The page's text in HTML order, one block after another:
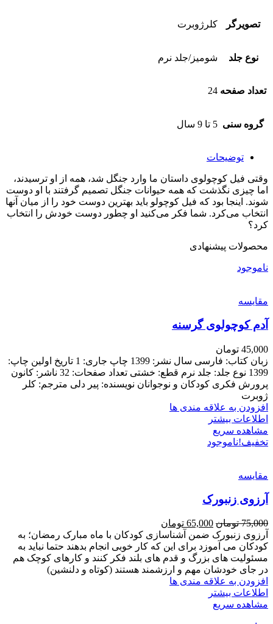
تصویرگر کلرژوبرت
نوع جلد شومیز/جلد نرم
تعداد صفحه 24
گروه سنی 5 تا 9 سال
توضیحات
وقتی فیل کوچولوی داستان ما وارد جنگل شد، همه از او ترسیدند،
اما چیزی نگذشت که همه حیوانات جنگل تصمیم گرفتند با او دوست
شوند. اینجا بود که فیل کوچولو باید بهترین دوست خود را از میان آنها
انتخاب می‌کرد. شما فکر می‌کنید او چطور دوست خودش را انتخاب
کرد؟
محصولات پیشنهادی
ناموجود
مقایسه
آدم کوچولوی گرسنه
45,000 تومان
زبان کتاب: فارسی سال نشر: 1399 چاپ جاری: 1 تاریخ اولین چاپ:
1399 نوع جلد: جلد نرم قطع: خشتی تعداد صفحات: 32 ناشر: کانون
پرورش فکری کودکان و نوجوانان نویسنده: پیر دلی مترجم: کلر
ژوبرت
افزودن به علاقه مندی ها
اطلاعات بیشتر
مشاهده سریع
تخفیف!ناموجود
مقایسه
آرزوی زنبورک
75,000 تومان 65,000 تومان
آرزوی زنبورک ضمن آشناسازی کودکان با ماه مبارک رمضان؛ به
کودکان می آموزد برای این که کار خوبی انجام بدهند حتما نباید به
مسئولیت های بزرگ و قدم های بلند فکر کنند و کارهای کوچک هم
در جای خودشان مهم و ارزشمند هستند (کوتاه و دلنشین)
افزودن به علاقه مندی ها
اطلاعات بیشتر
مشاهده سریع